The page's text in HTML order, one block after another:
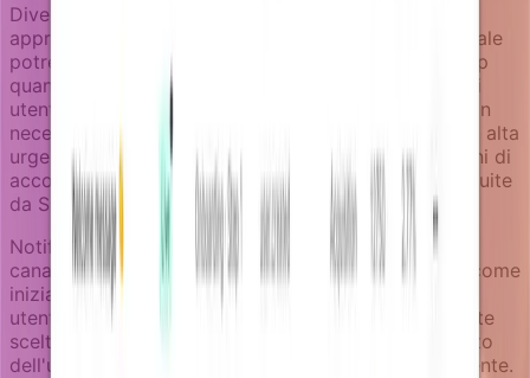
Diverse fasi del disengagement richiedono diversi
approcci di comunicazione. La retention in fase iniziale
potrebbe funzionare bene attraverso notifiche in-app
quando gli utenti sono ancora attivi nel prodotto. Gli
utenti che hanno smesso completamente di fare login
necessitano outreach via email. I casi di retention ad alta
urgenza, come fallimenti di pagamento o sospensioni di
account, potrebbero richiedere email immediate seguite
da SMS se critici.
Notifizz permette ai team di progettare strategie di
canale che possono includere approcci di fallback, come
iniziare con notifiche in-app e seguire con email per
utenti che non si coinvolgono. La chiave è fare queste
scelte deliberatamente basandosi sul comportamento
dell'utente e fase di engagement, non automaticamente.